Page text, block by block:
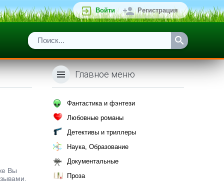
Войти Регистрация
Вы
Главное меню
Фантастика и фэнтези
Любовные романы
Детективы и триллеры
Наука, Образование
Документальные
Проза